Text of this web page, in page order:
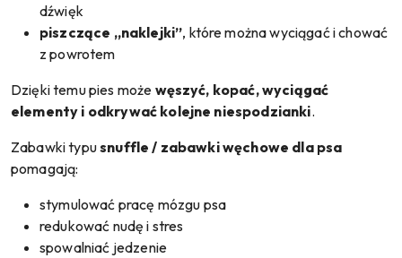
dźwięk
piszczące „naklejki”, które można wyciągać i chować
z powrotem
Dzięki temu pies może węszyć, kopać, wyciągać
elementy i odkrywać kolejne niespodzianki.
Zabawki typusnuffle / zabawki węchowe dla psa
pomagają:
stymulować pracę mózgu psa
redukować nudę i stres
spowalniać jedzenie